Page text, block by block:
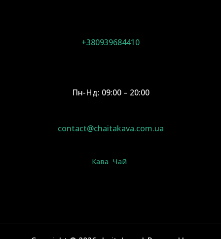
+380939684410
Пн-Нд: 09:00 – 20:00
contact@chaitakava.com.ua
Кава Чай